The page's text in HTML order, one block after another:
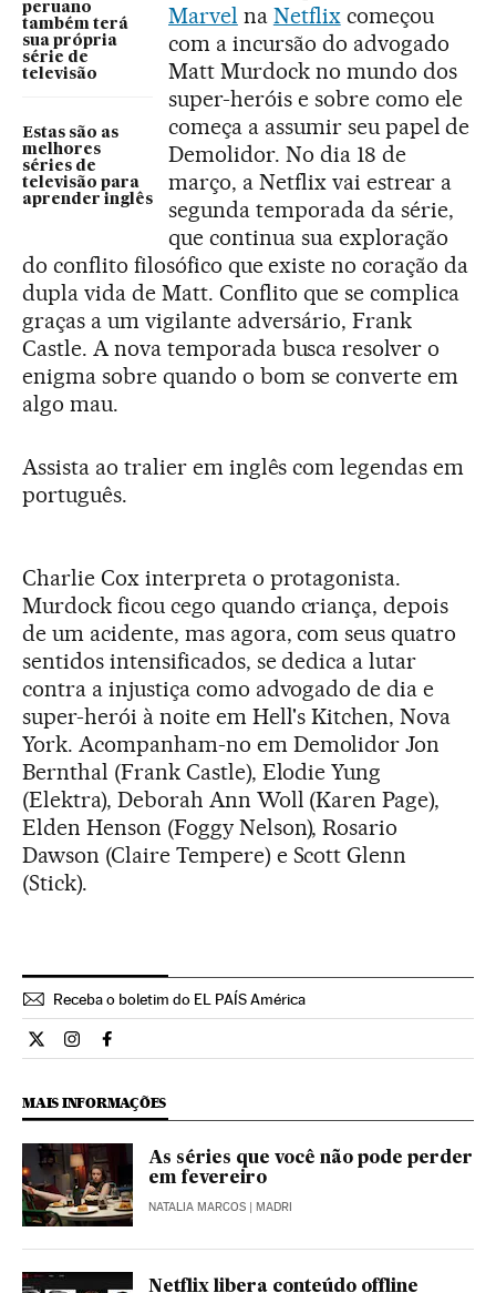
peruano
também terá
sua própria
série de
televisão
Estas são as
melhores
séries de
televisão para
aprender inglês
Marvel na Netflixcomeçou
com a incursão do advogado
Matt Murdock no mundo dos
super-heróis e sobre como ele
começa a assumir seu papel de
Demolidor. No dia 18 de
março, a Netflix vai estrear a
segunda temporada da série,
que continua sua exploração
do conflito filosófico que existe no coração da
dupla vida de Matt. Conflito que se complica
graças a um vigilante adversário, Frank
Castle. A nova temporada busca resolver o
enigma sobre quando o bom se converte em
algo mau.
Assista ao tralier em inglês com legendas em
português.
Charlie Cox interpreta o protagonista.
Murdock ficou cego quando criança, depois
de um acidente, mas agora, com seus quatro
sentidos intensificados, se dedica a lutar
contra a injustiça como advogado de dia e
super-herói à noite em Hell's Kitchen, Nova
York. Acompanham-no em Demolidor Jon
Bernthal (Frank Castle), Elodie Yung
(Elektra), Deborah Ann Woll (Karen Page),
Elden Henson (Foggy Nelson), Rosario
Dawson (Claire Tempere) e Scott Glenn
(Stick).
Receba o boletim do EL PAÍS América
Cultura El País Brasil en Twitter
Cultura El País Brasil en Instagram
Cultura El País Brasil en Facebook
MAIS INFORMAÇÕES
As séries que você não pode perder
em fevereiro
NATALIA MARCOS | MADRI
Netflix libera conteúdo offline